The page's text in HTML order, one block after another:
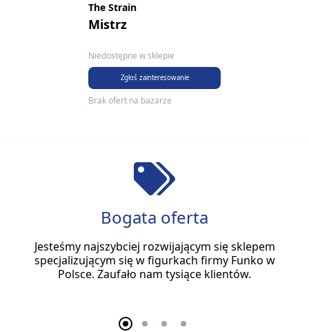
The Strain
Mistrz
Niedostępne w sklepie
Zgłoś zainteresowanie
Brak ofert na bazarze
Bogata oferta
Jesteśmy najszybciej rozwijającym się sklepem
specjalizującym się w figurkach firmy Funko w
Polsce. Zaufało nam tysiące klientów.